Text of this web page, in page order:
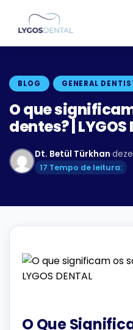
BLOG GENERAL
O que
dentes? | LYGOS
Dt. Betül Türkhan·
17 Tempo de leitura:
O Que